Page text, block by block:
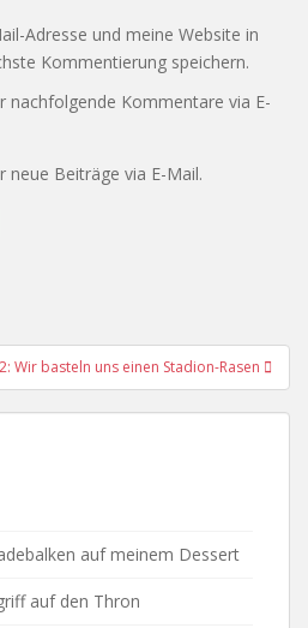
Adresse und meine Website in
Kommentierung speichern.
nachfolgende Kommentare via E-
neue Beiträge via E-Mail.
Wir basteln uns einen Stadion-Rasen
auf meinem Dessert
auf den Thron